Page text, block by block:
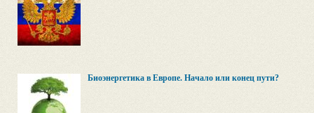
Биоэнергетика в Европе. Начало или конец пути?